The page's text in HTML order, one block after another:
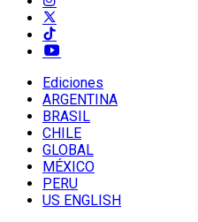
Ediciones
ARGENTINA
BRASIL
CHILE
GLOBAL
MÉXICO
PERU
US ENGLISH